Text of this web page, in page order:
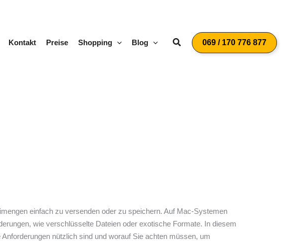
Kontakt Preise Shopping Blog Suchen069 / 170 776 877
einfach zu versenden oder zu speichern. Auf Mac-Systemen
wie verschlüsselte Dateien oder exotische Formate. In diesem
nützlich sind und worauf Sie achten müssen, um